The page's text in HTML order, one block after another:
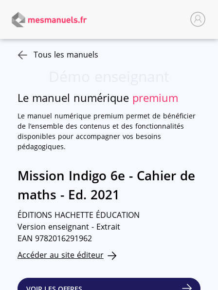
Tous les manuels
Le manuel numérique premium
Le manuel numérique premium permet de bénéficier
de l’ensemble des contenus et des fonctionnalités
disponibles pour accompagner vos besoins
pédagogiques.
Mission Indigo 6e - Cahier de
maths - Ed. 2021
ÉDITIONS HACHETTE ÉDUCATION
Version enseignant - Extrait
EAN 9782016291962
Accéder au site éditeur